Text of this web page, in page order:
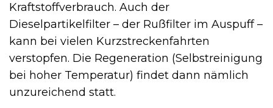
Kraftstoffverbrauch. Auch der
Dieselpartikelfilter – der Rußfilter im Auspuff –
kann bei vielen Kurzstreckenfahrten
verstopfen. Die Regeneration (Selbstreinigung
bei hoher Temperatur) findet dann nämlich
unzureichend statt.